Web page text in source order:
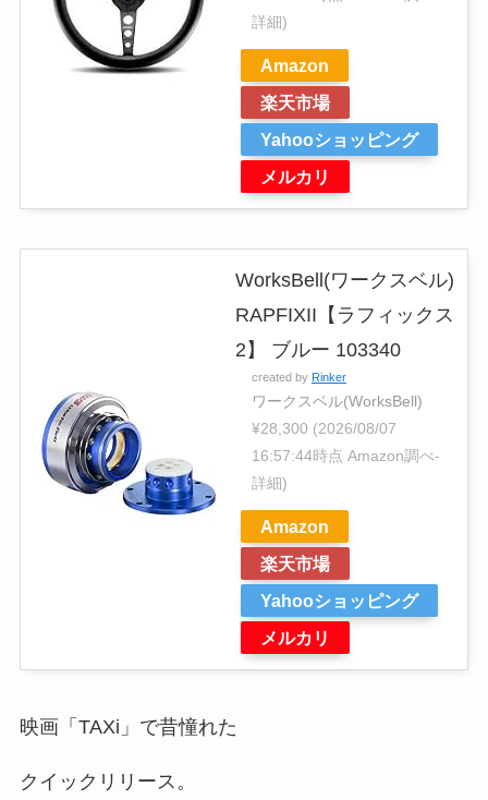
詳細)
Amazon
楽天市場
Yahooショッピング
メルカリ
WorksBell(ワークスベル)
RAPFIXII【ラフィックス
2】 ブルー 103340
created by Rinker
ワークスベル(WorksBell)
¥28,300 (2026/08/07
16:57:44時点 Amazon調べ-
詳細)
Amazon
楽天市場
Yahooショッピング
メルカリ
映画「TAXi」で昔憧れた
クイックリリース。